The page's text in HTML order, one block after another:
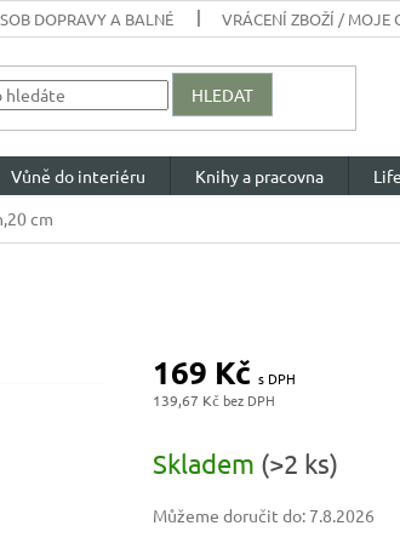
DOPRAVY A BALNÉ VRÁCENÍ ZBOŽÍ / MOJE
HLEDAT
Vůně do interiéru Knihy a pracovna
cm
169 Kč
139,67 Kč
cena:
Skladem (>2 ks)
Můžeme doručit do: 7.8.2026